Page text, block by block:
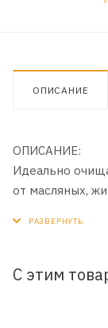
ОПИСАНИЕ
ОПИСАНИЕ:
Идеально
от масляных,
активных
С этим